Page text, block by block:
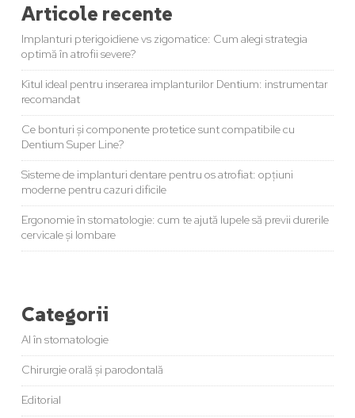
Articole recente
Implanturi pterigoidiene vs zigomatice: Cum alegi strategia
optimă în atrofii severe?
Kitul ideal pentru inserarea implanturilor Dentium: instrumentar
recomandat
Ce bonturi și componente protetice sunt compatibile cu
Dentium Super Line?
Sisteme de implanturi dentare pentru os atrofiat: opțiuni
moderne pentru cazuri dificile
Ergonomie în stomatologie: cum te ajută lupele să previi durerile
cervicale și lombare
Categorii
AI în stomatologie
Chirurgie orală și parodontală
Editorial